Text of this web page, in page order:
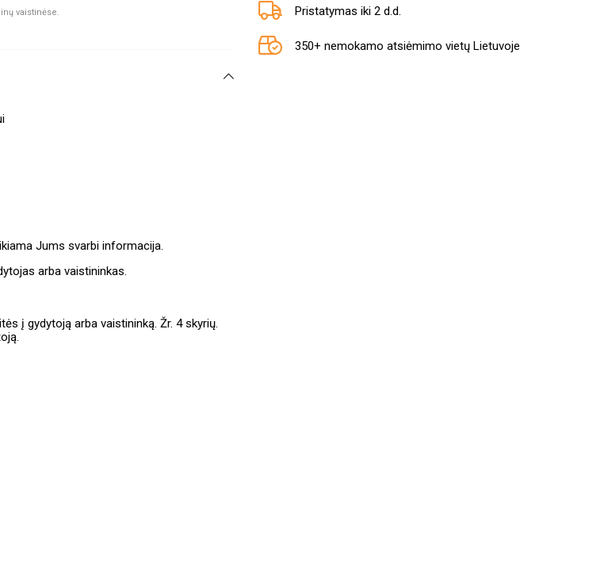
vaistinėse.
Jums svarbi informacija.
arba vaistininkas.
į gydytoją arba vaistininką. Žr. 4 skyrių.
Pristatymas iki 2 d.d.
350+ nemokamo atsiėmimo vietų Lietuvoje